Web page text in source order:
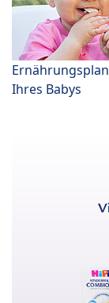
Ihres Babys